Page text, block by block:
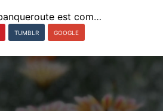
Un capitalisme sans banqueroute est comme un christianisme sans enfer.
TUMBLR GOOGLE